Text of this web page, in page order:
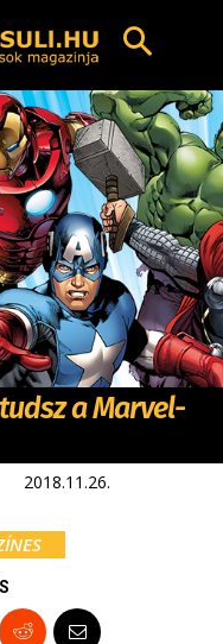
a Marvel-
2018.11.26.